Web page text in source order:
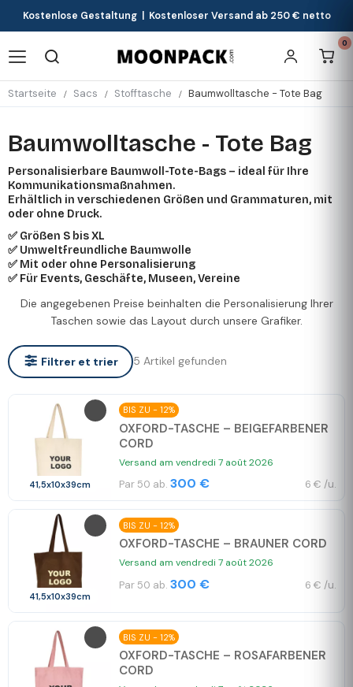
Kostenlose Gestaltung | Kostenloser Versand ab 250 € netto
0
Startseite Sacs Stofftasche Baumwolltasche - Tote Bag
Baumwolltasche - Tote Bag
Personalisierbare Baumwoll-Tote-Bags – ideal für Ihre
Kommunikationsmaßnahmen.
Erhältlich in verschiedenen Größen und Grammaturen, mit
oder ohne Druck.
✅ Größen S bis XL
✅ Umweltfreundliche Baumwolle
✅ Mit oder ohne Personalisierung
✅ Für Events, Geschäfte, Museen, Vereine
Die angegebenen Preise beinhalten die Personalisierung Ihrer
Taschen sowie das Layout durch unsere Grafiker.
Filtrer et trier 5 Artikel gefunden
41,5x10x39cm
BIS ZU - 12%
OXFORD-TASCHE – BEIGEFARBENER
CORD
Versand am vendredi 7 août 2026
Par 50 ab. 300 € 6 € /u.
41,5x10x39cm
BIS ZU - 12%
OXFORD-TASCHE – BRAUNER CORD
Versand am vendredi 7 août 2026
Par 50 ab. 300 € 6 € /u.
BIS ZU - 12%
OXFORD-TASCHE – ROSAFARBENER
CORD